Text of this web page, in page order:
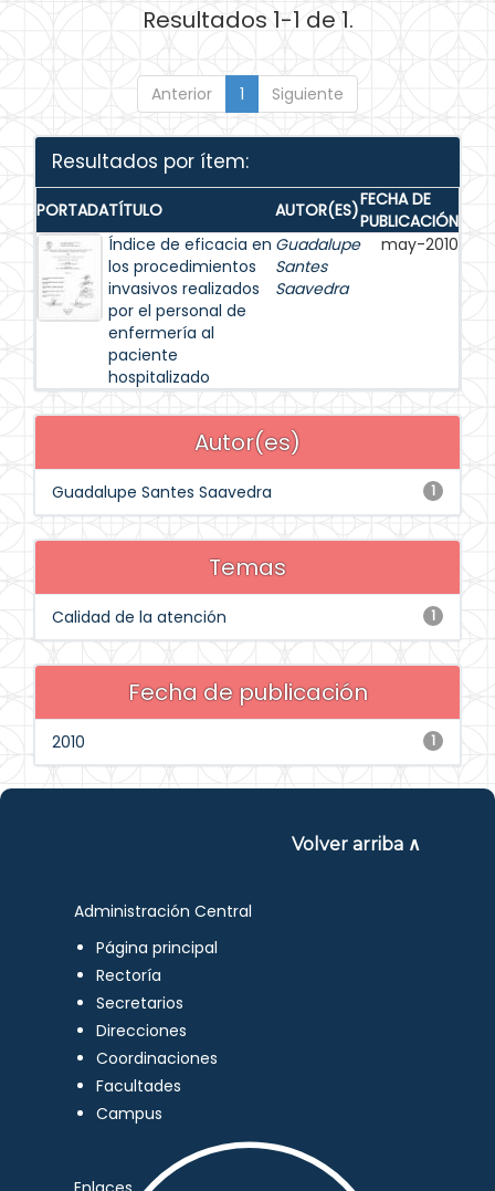
Resultados 1-1 de 1.
Anterior 1 Siguiente
Resultados por ítem:
PORTADATÍTULO AUTOR(ES)FECHA DE
PUBLICACIÓN
Índice de eficacia en
los procedimientos
invasivos realizados
por el personal de
enfermería al
paciente
hospitalizado
Guadalupe
Santes
Saavedra
may-2010
Autor(es)
1
Guadalupe Santes Saavedra
Temas
1
Calidad de la atención
Fecha de publicación
1
2010
Volver arriba ∧
Administración Central
Página principal
Rectoría
Secretarios
Direcciones
Coordinaciones
Facultades
Campus